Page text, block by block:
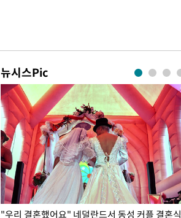
뉴시스Pic
"우리 결혼했어요" 네덜란드서 동성 커플 결혼식